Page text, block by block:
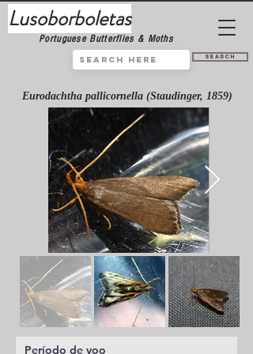
Lusoborboletas
Portuguese Butterflies & Moths
Search
Eurodachtha pallicornella (Staudinger, 1859)
Período de voo